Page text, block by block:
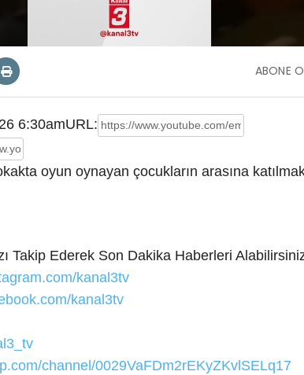
ABONE
6:30amURL:
oyun oynayan çocukların arasına
Takip Ederek Son Dakika Haberleri
kanal3tv
kanal3tv
channel/0029VaFDm2rEKyZKvlSELq17